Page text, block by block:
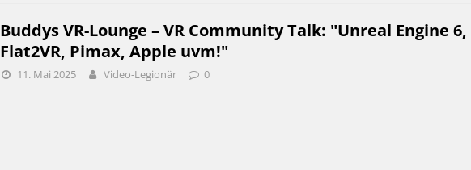
Buddys VR-Lounge – VR Community Talk: "Unreal Engine 6,
Flat2VR, Pimax, Apple uvm!"
11. Mai 2025 Video-Legionär 0